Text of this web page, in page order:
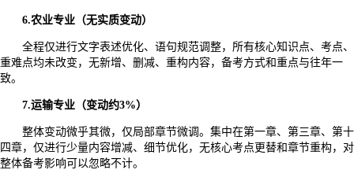
6.农业专业（无实质变动）
全程仅进行文字表述优化、语句规范调整，所有核心知识点、考点、
重难点均未改变，无新增、删减、重构内容，备考方式和重点与往年一
致。
7.运输专业（变动约3%）
整体变动微乎其微，仅局部章节微调。集中在第一章、第三章、第十
四章，仅进行少量内容增减、细节优化，无核心考点更替和章节重构，对
整体备考影响可以忽略不计。